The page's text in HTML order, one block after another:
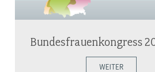
Bundesfrauenkongress
WEITER